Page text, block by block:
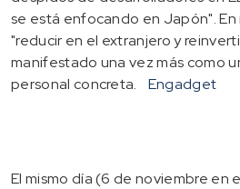
se está enfocando en Japón".
"reducir en el extranjero y
manifestado una vez más como
personal concreta.
Engadget
El mismo día (6 de noviembre en